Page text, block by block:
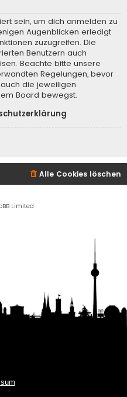
sein, um dich anmelden zu
Augenblicken erledigt
zuzugreifen. Die
Benutzern auch
Beachte bitte unsere
Regelungen, bevor
die jeweiligen
Board bewegst.
Alle Cookies löschen
Limited